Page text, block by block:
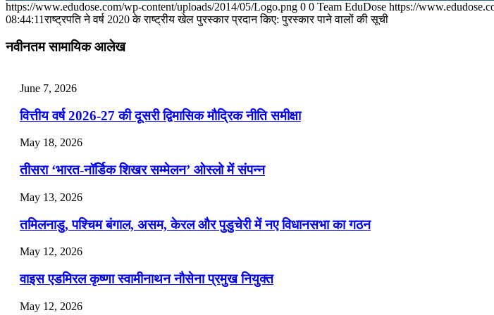
July 28, 2026
📝 डेली करेंट अफेयर्स: 25-27 जुलाई 2026
📝 डेली करेंट अफेयर्स: 22-24 जुलाई 2026
July 22, 2026
📝 डेली करेंट अफेयर्स: 19-21 जुलाई 2026
July 19, 2026
📝 डेली करेंट अफेयर्स: 16-18 जुलाई 2026
July 16, 2026
📝 डेली करेंट अफेयर्स: 13-15 जुलाई 2026
https://www.edudose.com/wp-content/uploads/2014/05/Logo.png 0 0 Team EduDose https://
08:44:11राष्ट्रपति ने वर्ष 2020 के राष्ट्रीय खेल पुरस्कार प्रदान किए: पुरस्कार पाने वालों की सूची
नवीनतम सामायिक आलेख
June 7, 2026
वित्तीय वर्ष 2026-27 की दूसरी द्विमासिक मौद्रिक नीति समीक्षा
May 18, 2026
तीसरा ‘भारत-नॉर्डिक शिखर सम्मेलन’ ओस्लो में संपन्न
May 13, 2026
तमिलनाडु, पश्चिम बंगाल, असम, केरल और पुडुचेरी में नए विधानसभा का गठन
May 12, 2026
वाइस एडमिरल कृष्णा स्वामीनाथन नौसेना प्रमुख नियुक्त
May 12, 2026